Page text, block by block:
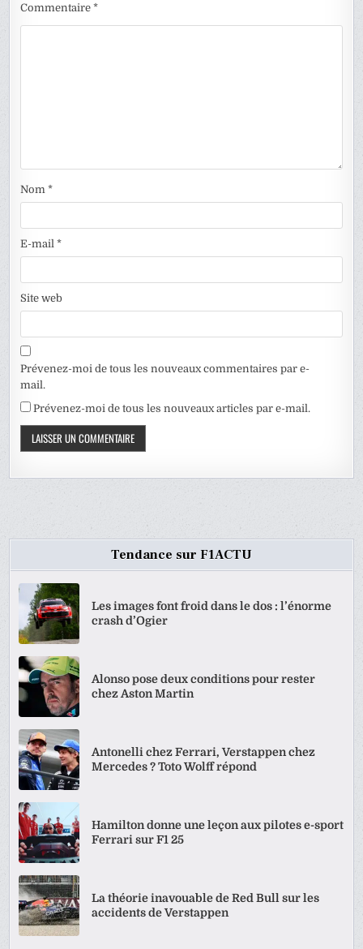
Commentaire*
Nom*
E-mail*
Site web
Prévenez-moi de tous les nouveaux commentaires par e-
mail.
Prévenez-moi de tous les nouveaux articles par e-mail.
Tendance sur F1ACTU
Les images font froid dans le dos : l’énorme
crash d’Ogier
Alonso pose deux conditions pour rester
chez Aston Martin
Antonelli chez Ferrari, Verstappen chez
Mercedes ? Toto Wolff répond
Hamilton donne une leçon aux pilotes e-sport
Ferrari sur F1 25
La théorie inavouable de Red Bull sur les
accidents de Verstappen